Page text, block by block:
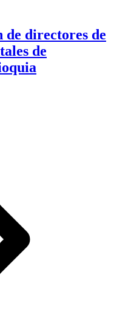
de directores de
de